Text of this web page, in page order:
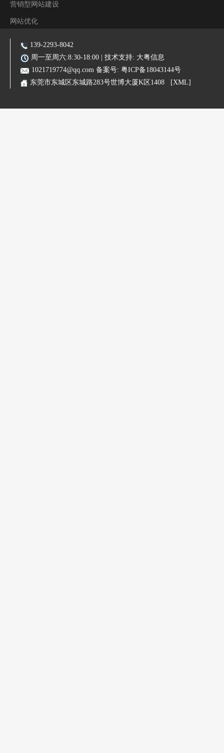
营销型网站建设
网站优化
阿里装修运营
主营业务:东莞网站建设|东莞网站优化|东莞SEO优化推广|品牌网站|手机网站|微信小程序|霸屏推广
139-2293-8042
周一至周六:8:30-18:00 | 技术支持: 大粤信息
1021719774@qq.com 备案号: 粤ICP备18043144号
东莞市东城区东城路283号世博大厦K区1408
[XML]